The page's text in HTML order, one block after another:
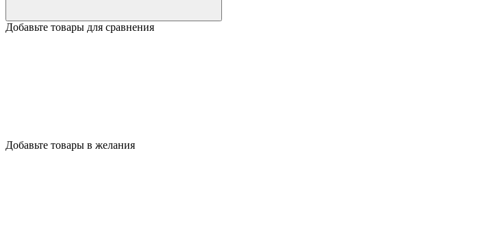
Добавьте товары для сравнения
Добавьте товары в желания